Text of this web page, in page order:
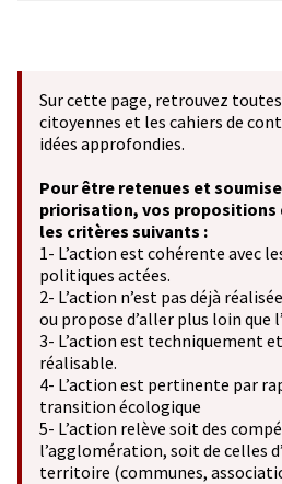
Sur cette page, retrouvez
citoyennes et les cahiers de
idées approfondies.
Pour être retenues et
priorisation, vos propositions
les critères suivants :
1- L’action est cohérente avec
politiques actées.
2- L’action n’est pas déjà
ou propose d’aller plus loin que
3- L’action est techniquement
réalisable.
4- L’action est pertinente par
transition écologique
5- L’action relève soit des
l’agglomération, soit de celles
territoire (communes,